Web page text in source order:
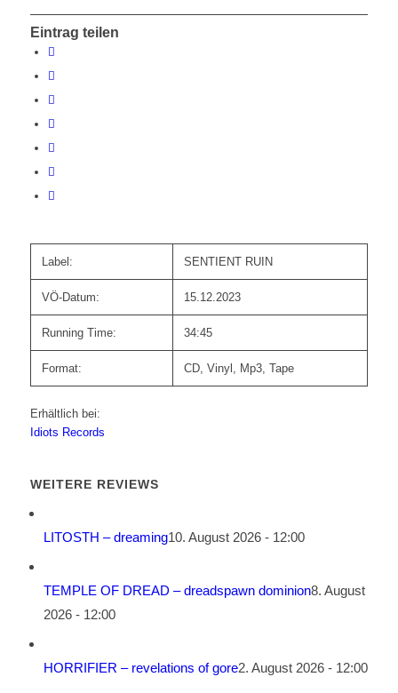
Eintrag teilen
Label: SENTIENT RUIN
VÖ-Datum: 15.12.2023
Running Time: 34:45
Format: CD, Vinyl, Mp3, Tape
Erhältlich bei:
Idiots Records
WEITERE REVIEWS
LITOSTH – dreaming10. August 2026 - 12:00
TEMPLE OF DREAD – dreadspawn dominion8. August
2026 - 12:00
HORRIFIER – revelations of gore2. August 2026 - 12:00